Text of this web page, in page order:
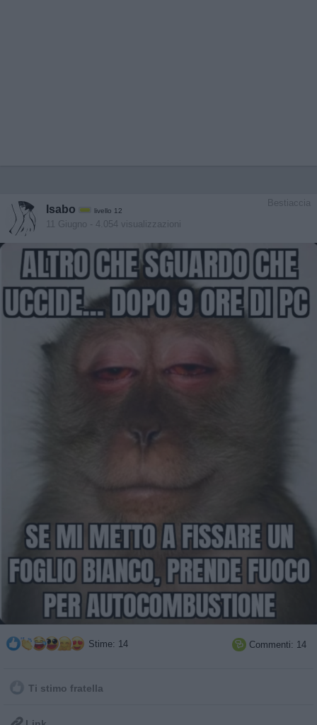
Bestiaccia
Isabo livello 12
11 Giugno - 4.054 visualizzazioni
Stime: 14  Commenti: 14
Ti stimo fratella